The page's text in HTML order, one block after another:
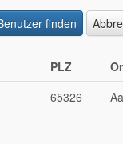
PLZ
65326